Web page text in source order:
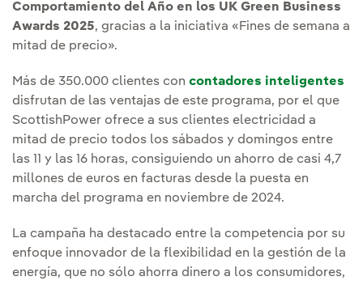
Comportamiento del Año en los UK Green Business
Awards 2025, gracias a la iniciativa «Fines de semana a
mitad de precio».
Más de 350.000 clientes con contadores inteligentes
disfrutan de las ventajas de este programa, por el que
ScottishPower ofrece a sus clientes electricidad a
mitad de precio todos los sábados y domingos entre
las 11 y las 16 horas, consiguiendo un ahorro de casi 4,7
millones de euros en facturas desde la puesta en
marcha del programa en noviembre de 2024.
La campaña ha destacado entre la competencia por su
enfoque innovador de la flexibilidad en la gestión de la
energía, que no sólo ahorra dinero a los consumidores,